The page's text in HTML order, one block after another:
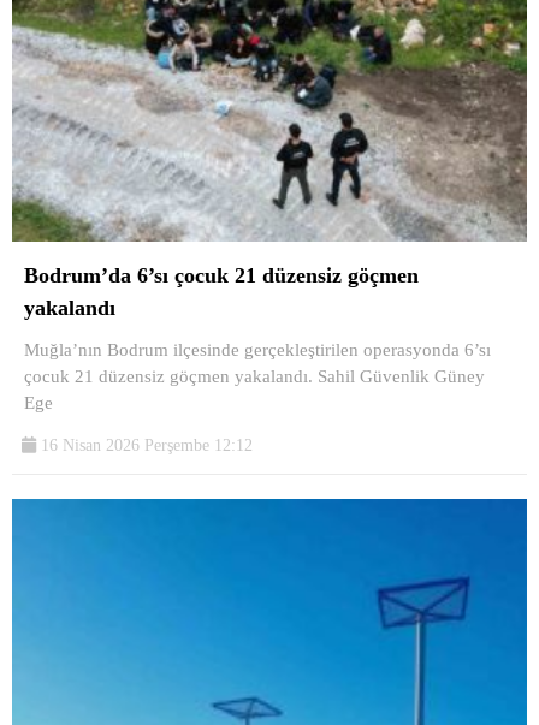
Bodrum’da 6’sı çocuk 21 düzensiz göçmen
yakalandı
Muğla’nın Bodrum ilçesinde gerçekleştirilen operasyonda 6’sı
çocuk 21 düzensiz göçmen yakalandı. Sahil Güvenlik Güney
Ege
16 Nisan 2026 Perşembe 12:12